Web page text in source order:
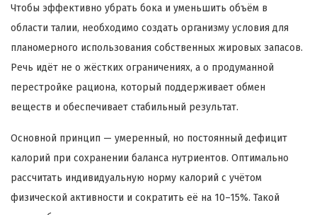
Чтобы эффективно убрать бока и уменьшить объём в
области талии, необходимо создать организму условия для
планомерного использования собственных жировых запасов.
Речь идёт не о жёстких ограничениях, а о продуманной
перестройке рациона, который поддерживает обмен
веществ и обеспечивает стабильный результат.
Основной принцип — умеренный, но постоянный дефицит
калорий при сохранении баланса нутриентов. Оптимально
рассчитать индивидуальную норму калорий с учётом
физической активности и сократить её на 10–15%. Такой